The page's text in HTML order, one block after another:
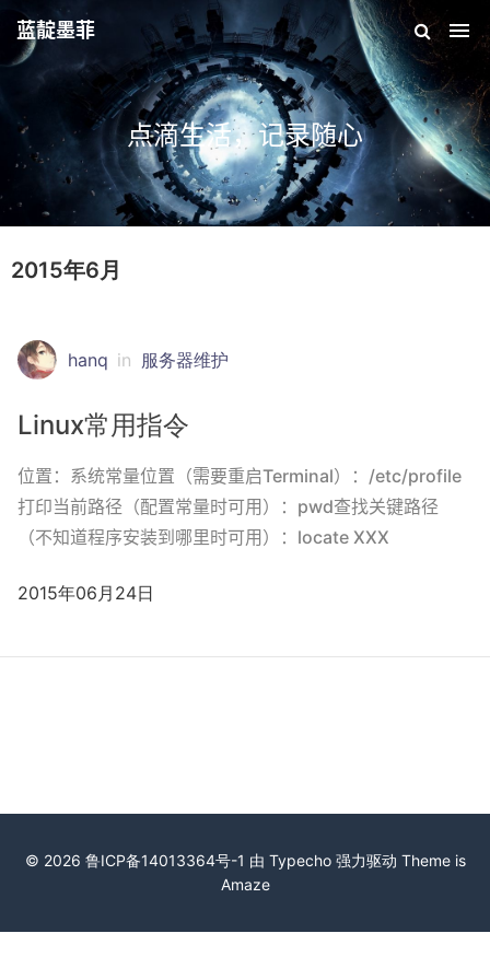
蓝靛墨菲
点滴生活，记录随心
2015年6月
hanq in 服务器维护
Linux常用指令
位置：系统常量位置（需要重启Terminal）：/etc/profile
打印当前路径（配置常量时可用）：pwd查找关键路径
（不知道程序安装到哪里时可用）：locate XXX
2015年06月24日
© 2026 鲁ICP备14013364号-1 由 Typecho强力驱动 Theme is
Amaze